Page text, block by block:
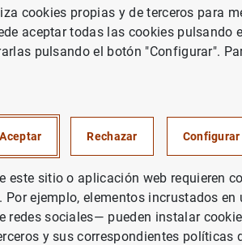
Agenda del Banco de España Galo
Monetary Union
cookies propias y de terceros para
aceptar todas las cookies pulsando
pulsando el botón "Configurar".
Aceptar Rechazar Configurar
este sitio o aplicación web requieren
Por ejemplo, elementos incrustados
redes sociales— pueden instalar
y sus correspondientes políticas